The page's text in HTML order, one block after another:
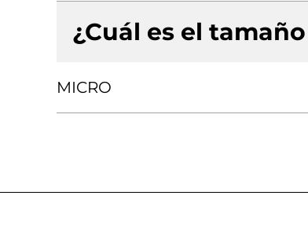
¿Cuál es el
MICRO